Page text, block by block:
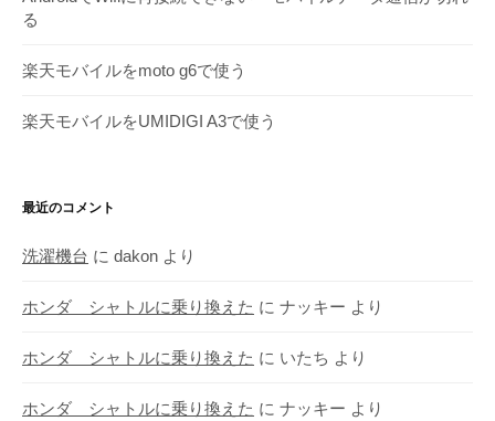
る
楽天モバイルをmoto g6で使う
楽天モバイルをUMIDIGI A3で使う
最近のコメント
洗濯機台 に dakon より
ホンダ シャトルに乗り換えた に ナッキー より
ホンダ シャトルに乗り換えた に いたち より
ホンダ シャトルに乗り換えた に ナッキー より